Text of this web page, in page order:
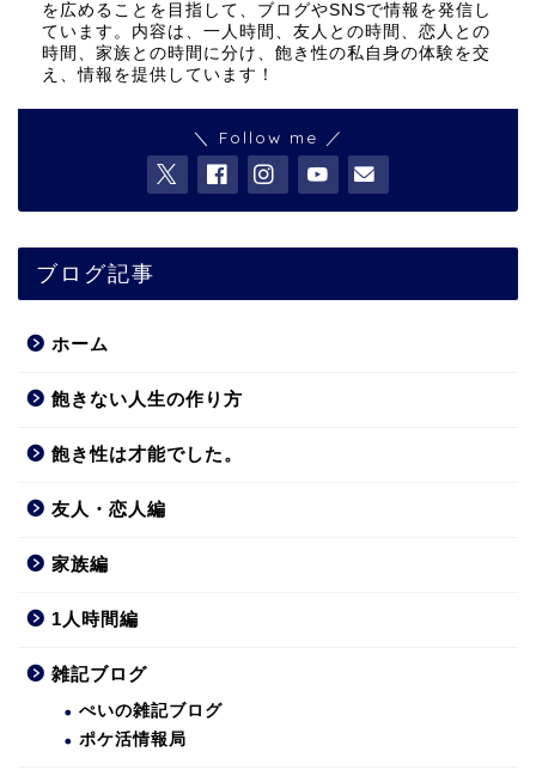
を広めることを目指して、ブログやSNSで情報を発信し
ています。内容は、一人時間、友人との時間、恋人との
時間、家族との時間に分け、飽き性の私自身の体験を交
え、情報を提供しています！
＼ Follow me ／
ブログ記事
ホーム
飽きない人生の作り方
飽き性は才能でした。
友人・恋人編
家族編
1人時間編
雑記ブログ
ぺいの雑記ブログ
ポケ活情報局